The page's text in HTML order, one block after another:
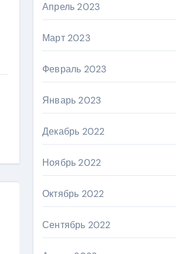
Апрель 2023
Март 2023
Февраль 2023
Январь 2023
Декабрь 2022
Ноябрь 2022
Октябрь 2022
Сентябрь 2022